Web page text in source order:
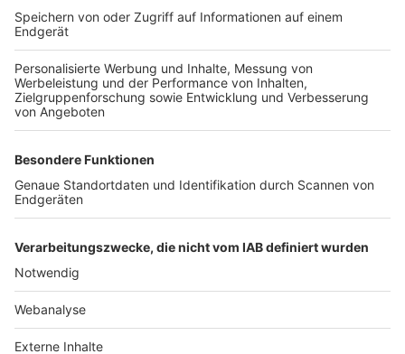
TOP-VEREINE
TOP-PARTNER
Nutzungsbedingungen Datenschutz Impressum